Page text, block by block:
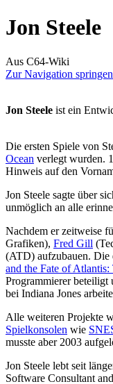
Jon Steele
Aus C64-Wiki
Zur Navigation springen
Jon Steele ist ein
Die ersten Spiele von
Ocean verlegt wurden.
Hinweis auf den
Jon Steele sagte über
unmöglich an alle
Nachdem er zeitweise
Grafiken), Fred Gill
(ATD) aufzubauen. Die
and the Fate of
Programmierer beteiligt
bei Indiana Jones
Alle weiteren Projekte
Spielkonsolen wie
musste aber 2003
Jon Steele lebt seit
Software Consultant